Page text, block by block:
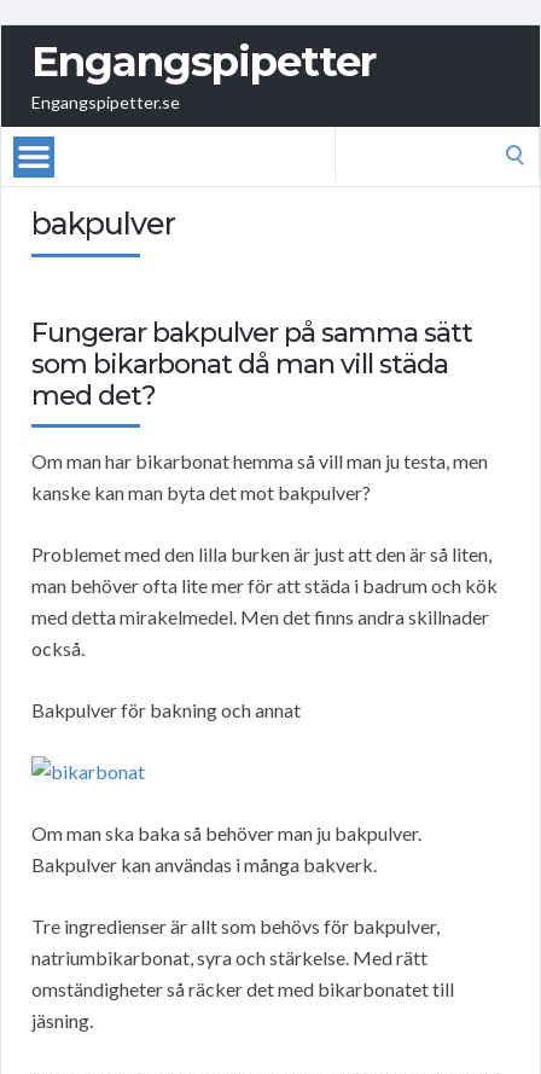
Engangspipetter
Engangspipetter.se
bakpulver
Fungerar bakpulver på samma sätt
som bikarbonat då man vill städa
med det?
Om man har bikarbonat hemma så vill man ju testa, men
kanske kan man byta det mot bakpulver?
Problemet med den lilla burken är just att den är så liten,
man behöver ofta lite mer för att städa i badrum och kök
med detta mirakelmedel. Men det finns andra skillnader
också.
Bakpulver för bakning och annat
Om man ska baka så behöver man ju bakpulver.
Bakpulver kan användas i många bakverk.
Tre ingredienser är allt som behövs för bakpulver,
natriumbikarbonat, syra och stärkelse. Med rätt
omständigheter så räcker det med bikarbonatet till
jäsning.